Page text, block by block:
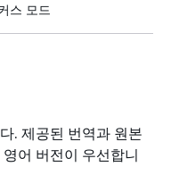
스 모드
. 제공된 번역과 원본
어 버전이 우선합니